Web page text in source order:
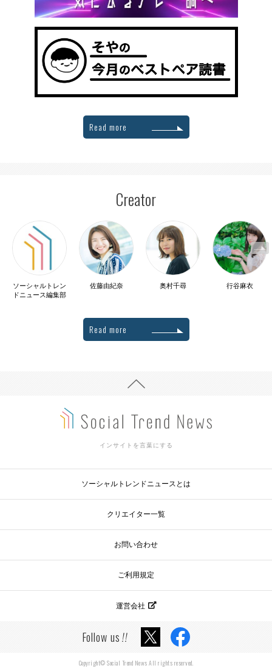
Read more
Creator
ソーシャルトレン
ドニュース編集部
佐藤由紀奈 奥村千尋 行谷麻衣
Read more
インサイトを言葉にする
ソーシャルトレンドニュースとは
クリエイター一覧
お問い合わせ
ご利用規定
運営会社
Follow us!!
Copyright© Social Trend News All rights reserved.